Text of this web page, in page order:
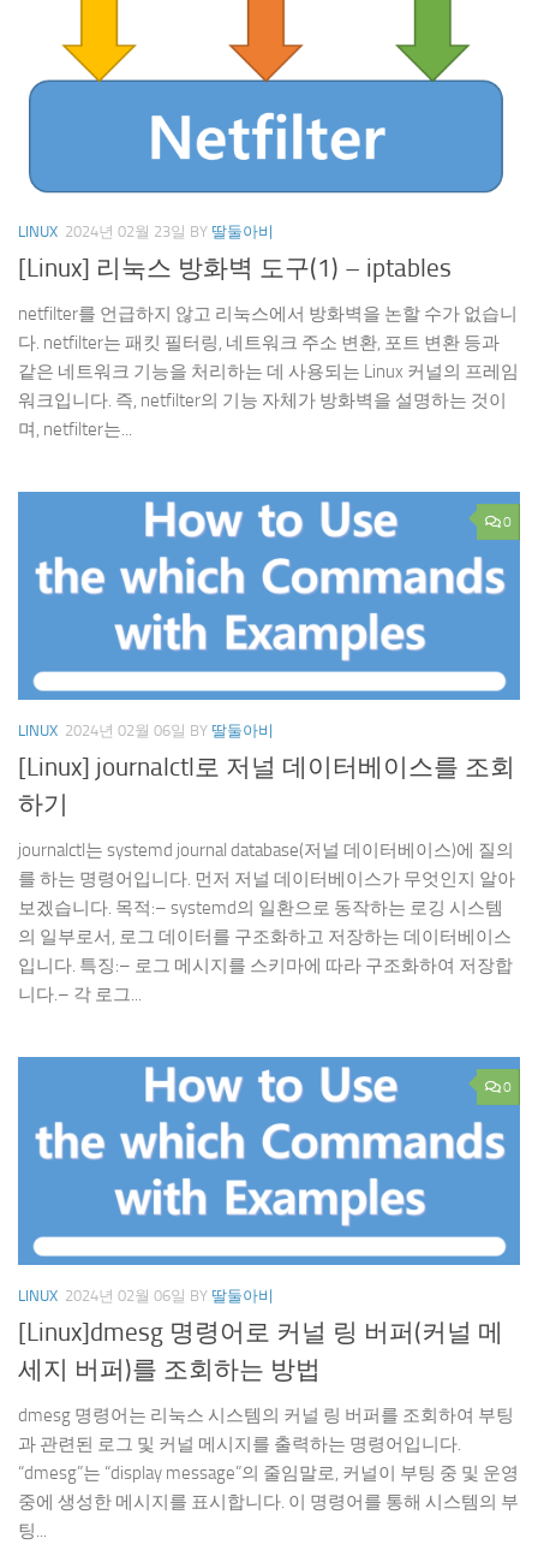
LINUX 2024년 02월 23일 BY 딸둘아비
[Linux] 리눅스 방화벽 도구(1) – iptables
netfilter를 언급하지 않고 리눅스에서 방화벽을 논할 수가 없습니
다. netfilter는 패킷 필터링, 네트워크 주소 변환, 포트 변환 등과
같은 네트워크 기능을 처리하는 데 사용되는 Linux 커널의 프레임
워크입니다. 즉, netfilter의 기능 자체가 방화벽을 설명하는 것이
며, netfilter는...
0
LINUX 2024년 02월 06일 BY 딸둘아비
[Linux] journalctl로 저널 데이터베이스를 조회
하기
journalctl는 systemd journal database(저널 데이터베이스)에 질의
를 하는 명령어입니다. 먼저 저널 데이터베이스가 무엇인지 알아
보겠습니다. 목적:– systemd의 일환으로 동작하는 로깅 시스템
의 일부로서, 로그 데이터를 구조화하고 저장하는 데이터베이스
입니다. 특징:– 로그 메시지를 스키마에 따라 구조화하여 저장합
니다.– 각 로그...
0
LINUX 2024년 02월 06일 BY 딸둘아비
[Linux]dmesg 명령어로 커널 링 버퍼(커널 메
세지 버퍼)를 조회하는 방법
dmesg 명령어는 리눅스 시스템의 커널 링 버퍼를 조회하여 부팅
과 관련된 로그 및 커널 메시지를 출력하는 명령어입니다.
“dmesg”는 “display message”의 줄임말로, 커널이 부팅 중 및 운영
중에 생성한 메시지를 표시합니다. 이 명령어를 통해 시스템의 부
팅...